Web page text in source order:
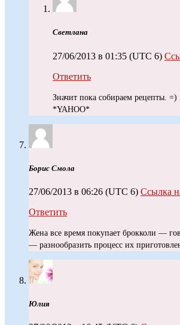
Светлана
27/06/2013 в 01:35 (UTC 6)
Ответить
Значит пока собираем рецепты. =)
*YAHOO*
Борис Смола
27/06/2013 в 06:26 (UTC 6) Ссылка
Ответить
Жена все время покупает брокколи —
— разнообразить процесс их
Юлия